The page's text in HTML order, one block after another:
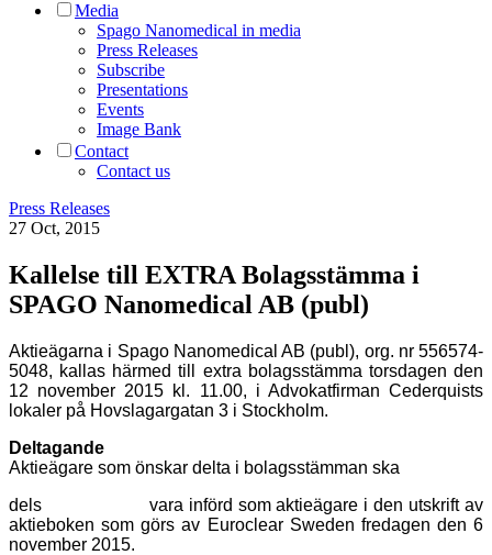
Media
Spago Nanomedical in media
Press Releases
Subscribe
Presentations
Events
Image Bank
Contact
Contact us
Press Releases
27 Oct, 2015
Kallelse till EXTRA Bolagsstämma i
SPAGO Nanomedical AB (publ)
Aktieägarna i Spago Nanomedical AB (publ), org. nr 556574-
5048, kallas härmed till extra bolagsstämma torsdagen den
12 november 2015 kl. 11.00, i Advokatfirman Cederquists
lokaler på Hovslagargatan 3 i Stockholm.
Deltagande
Aktieägare som önskar delta i bolagsstämman ska
dels vara införd som aktieägare i den utskrift av
aktieboken som görs av Euroclear Sweden fredagen den 6
november 2015.